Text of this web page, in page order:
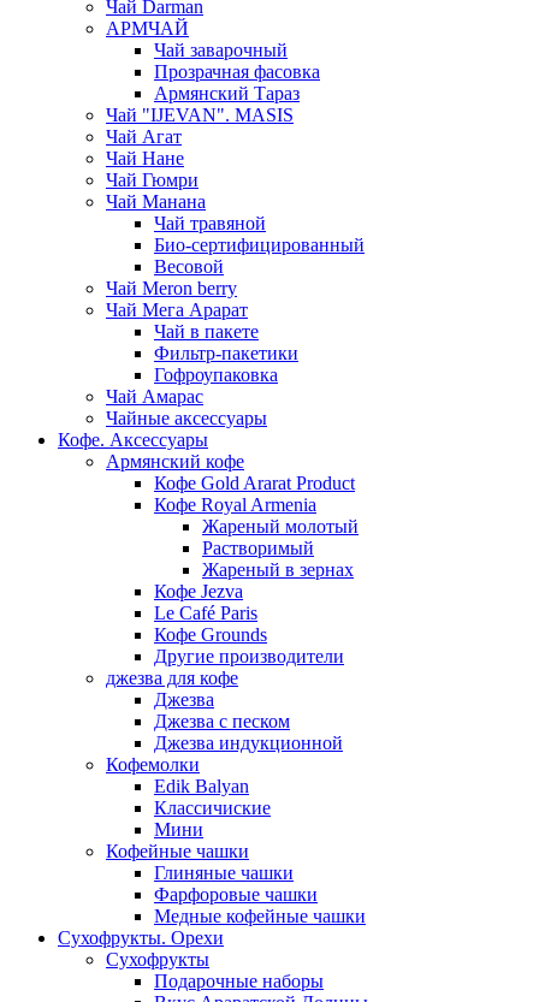
Чай Darman
АРМЧАЙ
Чай заварочный
Прозрачная фасовка
Армянский Тараз
Чай "IJEVAN". MASIS
Чай Агат
Чай Нане
Чай Гюмри
Чай Манана
Чай травяной
Био-сертифицированный
Весовой
Чай Meron berry
Чай Мега Арарат
Чай в пакете
Фильтр-пакетики
Гофроупаковка
Чай Амарас
Чайные аксессуары
Кофе. Аксессуары
Армянский кофе
Кофе Gold Ararat Product
Кофе Royal Armenia
Жареный молотый
Растворимый
Жареный в зернах
Кофе Jezva
Le Café Paris
Кофе Grounds
Другие производители
джезва для кофе
Джезва
Джезва с песком
Джезва индукционной
Кофемолки
Edik Balyan
Классичиские
Мини
Кофейные чашки
Глиняные чашки
Фарфоровые чашки
Медные кофейные чашки
Сухофрукты. Орехи
Сухофрукты
Подарочные наборы